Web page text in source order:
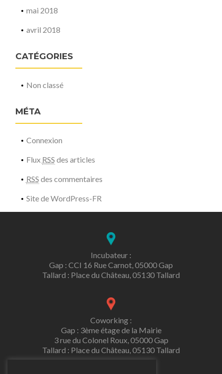
mai 2018
avril 2018
CATÉGORIES
Non classé
MÉTA
Connexion
Flux RSS des articles
RSS des commentaires
Site de WordPress-FR
Incubateur :
Gap : CCI 16 Rue Carnot, 05000 Gap
Tallard : Place du Château, 05130 Tallard
Coworking :
Gap : 3ème étage de la Mairie
3 rue du Colonel Roux, 05000 Gap
Tallard : Place du Château, 05130 Tallard